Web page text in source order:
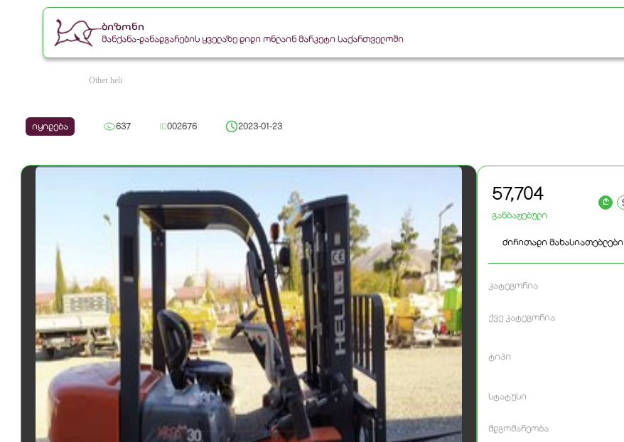
ბიზონი
მანქანა-დანადგარების ყველაზე დიდი ონლაინ მარკეტი საქართველოში
Other heli
იყიდება 637 ID002676 2023-01-23
57,704
განბაჟებული
a
ძირითადი მახასიათებლები
კატეგორია
ქვე კატეგორია
ტიპი
სტატუსი
მდგომარეობა